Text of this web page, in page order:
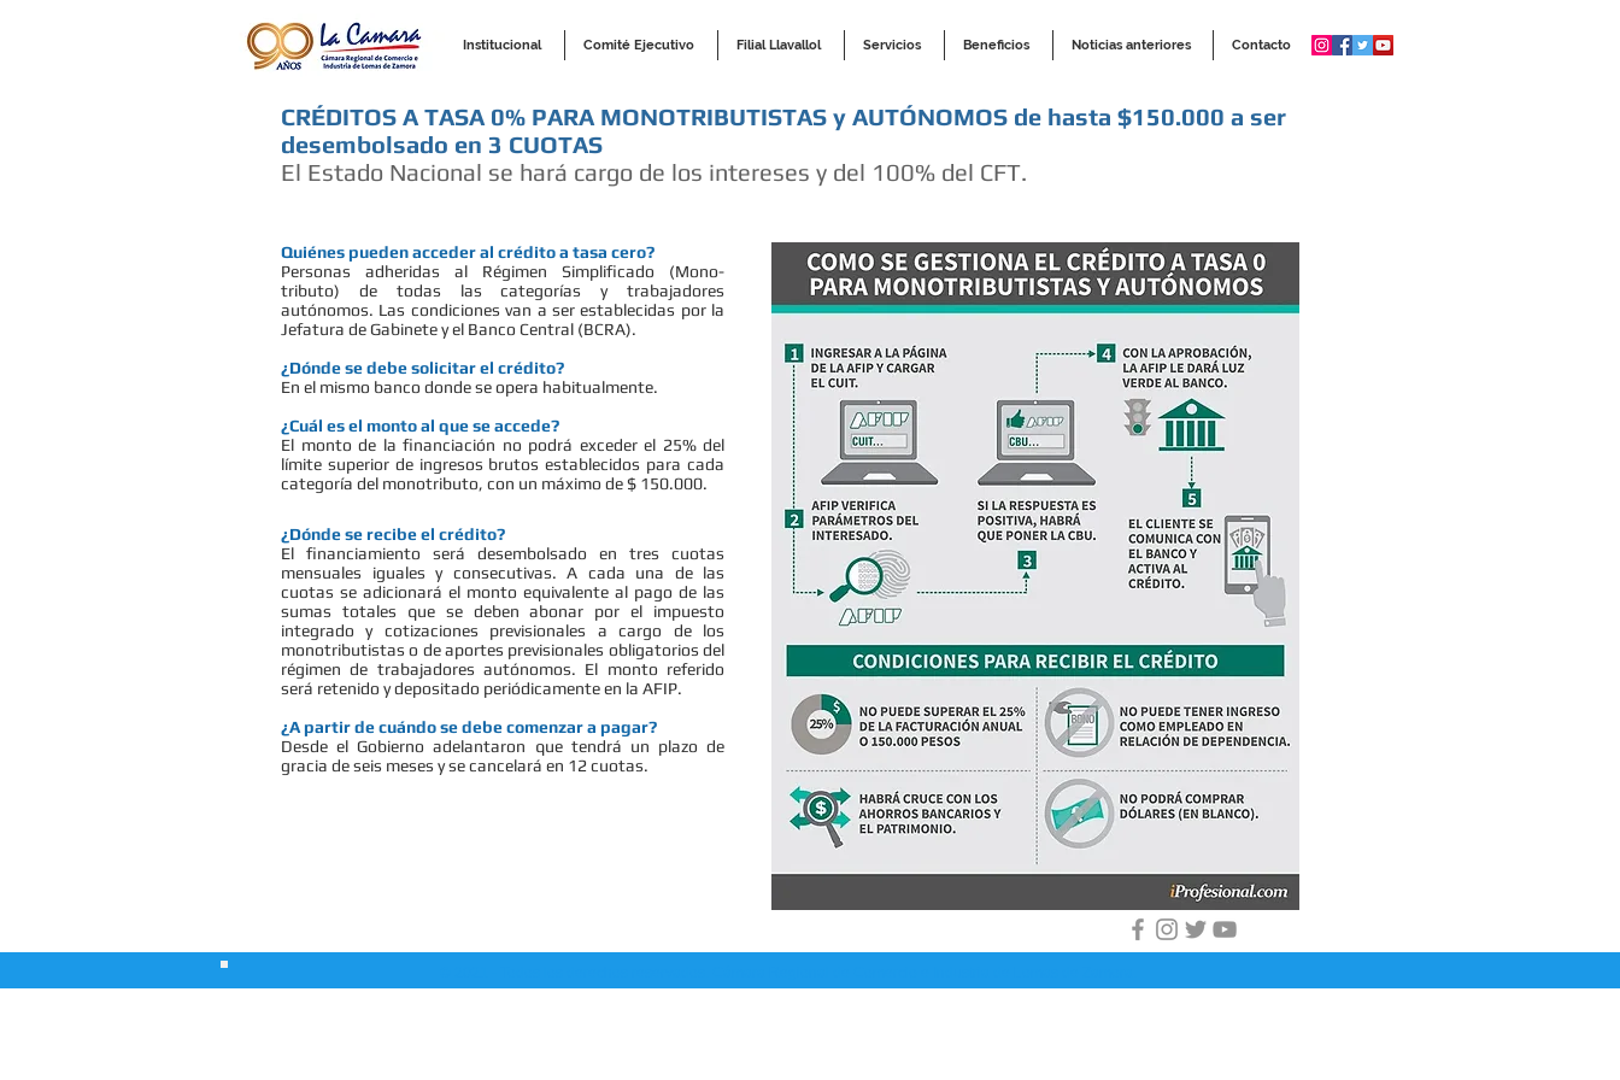
Institucional Comité Ejecutivo Filial Llavallol Servicios Beneficios Noticias anteriores Contacto
CRÉDITOS A TASA 0% PARA MONOTRIBUTISTAS y AUTÓNOMOS de hasta $150.000 a ser
desembolsado en 3 CUOTAS
El Estado Nacional se hará cargo de los intereses y del 100% del CFT.
Quiénes pueden acceder al crédito a tasa cero?
Personas adheridas al Régimen Simplificado (Mono-
tributo) de todas las categorías y trabajadores
autónomos. Las condiciones van a ser establecidas por la
Jefatura de Gabinete y el Banco Central (BCRA).
¿Dónde se debe solicitar el crédito?
En el mismo banco donde se opera habitualmente.
¿Cuál es el monto al que se accede?
El monto de la financiación no podrá exceder el 25% del
límite superior de ingresos brutos establecidos para cada
categoría del monotributo, con un máximo de $ 150.000.
¿Dónde se recibe el crédito?
El financiamiento será desembolsado en tres cuotas
mensuales iguales y consecutivas. A cada una de las
cuotas se adicionará el monto equivalente al pago de las
sumas totales que se deben abonar por el impuesto
integrado y cotizaciones previsionales a cargo de los
monotributistas o de aportes previsionales obligatorios del
régimen de trabajadores autónomos. El monto referido
será retenido y depositado periódicamente en la AFIP.
¿A partir de cuándo se debe comenzar a pagar?
Desde el Gobierno adelantaron que tendrá un plazo de
gracia de seis meses y se cancelará en 12 cuotas.